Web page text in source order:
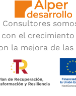
Consultores
el
la mejora de las